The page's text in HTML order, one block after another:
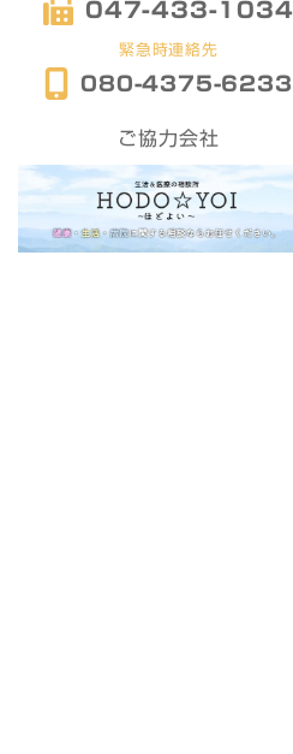
047-433-1034
緊急時連絡先
080-4375-6233
ご協力会社